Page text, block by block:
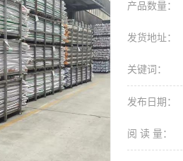
产品数量：
发货地址：
关键词：
发布日期：
阅 读 量：